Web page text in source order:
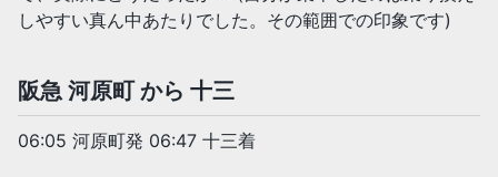
しやすい真ん中あたりでした。その範囲での印象です)
阪急 河原町 から 十三
06:05 河原町発 06:47 十三着